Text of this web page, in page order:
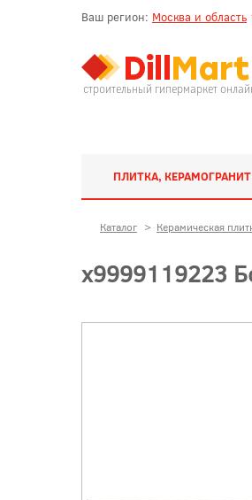
Ваш регион: Москва и область
строительный гипермаркет
ПЛИТКА, КЕРАМОГРАНИТ
Каталог > Керамическая
х9999119223